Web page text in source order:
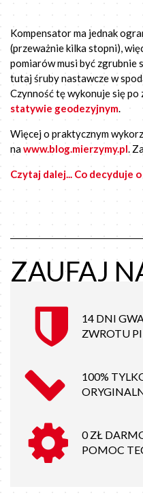
Kompensator ma jednak
(przeważnie kilka stopni),
pomiarów musi być zgrubnie
tutaj śruby nastawcze w
Czynność tę wykonuje się
statywie geodezyjnym.
Więcej o praktycznym
nawww.blog.mierzymy.pl.
Czytaj dalej... Co decyduje
ZAUFAJ
14 DNI
ZWROTU
100%
0 ZŁ
POMOC